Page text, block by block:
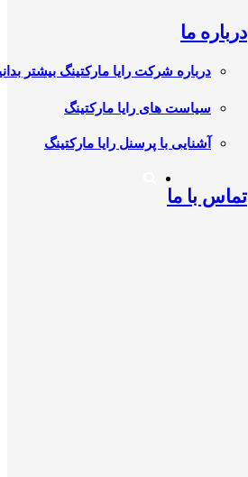
درباره ما
درباره شرکت رایا مارکتینگ بیشتر
سیاست های رایا مارکتینگ
آشنایی با پرسنل رایا مارکتینگ
تماس با ما